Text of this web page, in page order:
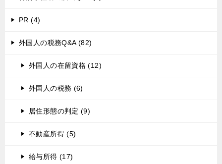
PR (4)
外国人の税務Q&A (82)
外国人の在留資格 (12)
外国人の税務 (6)
居住形態の判定 (9)
不動産所得 (5)
給与所得 (17)